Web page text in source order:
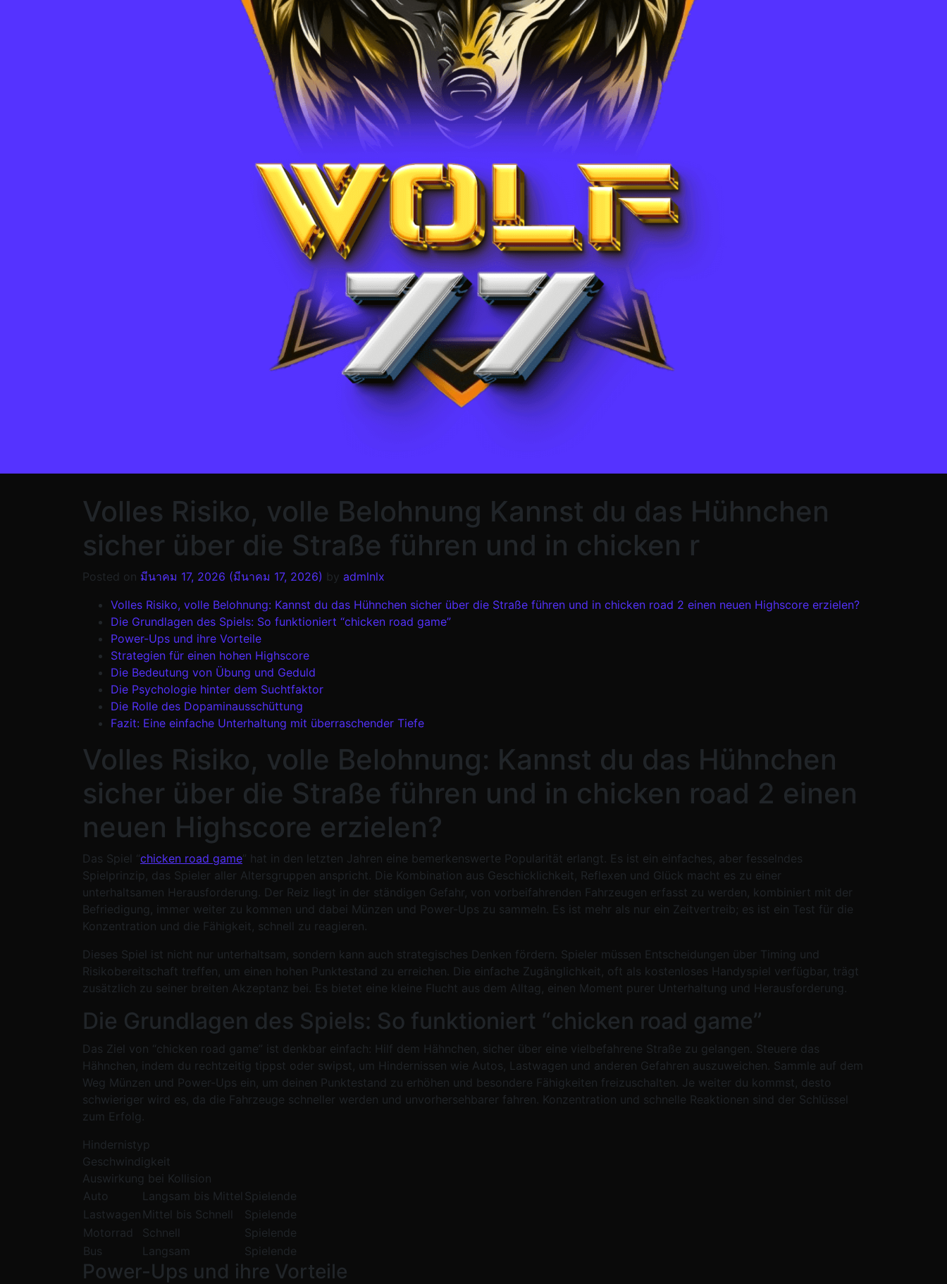
Volles Risiko, volle Belohnung Kannst du das Hühnchen
sicher über die Straße führen und in chicken r
Posted on มีนาคม 17, 2026 (มีนาคม 17, 2026) by admlnlx
Volles Risiko, volle Belohnung: Kannst du das Hühnchen sicher über die Straße führen und in chicken road 2 einen neuen Highscore erzielen?
Die Grundlagen des Spiels: So funktioniert “chicken road game”
Power-Ups und ihre Vorteile
Strategien für einen hohen Highscore
Die Bedeutung von Übung und Geduld
Die Psychologie hinter dem Suchtfaktor
Die Rolle des Dopaminausschüttung
Fazit: Eine einfache Unterhaltung mit überraschender Tiefe
Volles Risiko, volle Belohnung: Kannst du das Hühnchen
sicher über die Straße führen und in chicken road 2 einen
neuen Highscore erzielen?
Das Spiel “chicken road game” hat in den letzten Jahren eine bemerkenswerte Popularität erlangt. Es ist ein einfaches, aber fesselndes
Spielprinzip, das Spieler aller Altersgruppen anspricht. Die Kombination aus Geschicklichkeit, Reflexen und Glück macht es zu einer
unterhaltsamen Herausforderung. Der Reiz liegt in der ständigen Gefahr, von vorbeifahrenden Fahrzeugen erfasst zu werden, kombiniert mit der
Befriedigung, immer weiter zu kommen und dabei Münzen und Power-Ups zu sammeln. Es ist mehr als nur ein Zeitvertreib; es ist ein Test für die
Konzentration und die Fähigkeit, schnell zu reagieren.
Dieses Spiel ist nicht nur unterhaltsam, sondern kann auch strategisches Denken fördern. Spieler müssen Entscheidungen über Timing und
Risikobereitschaft treffen, um einen hohen Punktestand zu erreichen. Die einfache Zugänglichkeit, oft als kostenloses Handyspiel verfügbar, trägt
zusätzlich zu seiner breiten Akzeptanz bei. Es bietet eine kleine Flucht aus dem Alltag, einen Moment purer Unterhaltung und Herausforderung.
Die Grundlagen des Spiels: So funktioniert “chicken road game”
Das Ziel von “chicken road game” ist denkbar einfach: Hilf dem Hähnchen, sicher über eine vielbefahrene Straße zu gelangen. Steuere das
Hähnchen, indem du rechtzeitig tippst oder swipst, um Hindernissen wie Autos, Lastwagen und anderen Gefahren auszuweichen. Sammle auf dem
Weg Münzen und Power-Ups ein, um deinen Punktestand zu erhöhen und besondere Fähigkeiten freizuschalten. Je weiter du kommst, desto
schwieriger wird es, da die Fahrzeuge schneller werden und unvorhersehbarer fahren. Konzentration und schnelle Reaktionen sind der Schlüssel
zum Erfolg.
Hindernistyp
Geschwindigkeit
Auswirkung bei Kollision
Auto
Langsam bis Mittel Spielende
Lastwagen Mittel bis Schnell
Spielende
Motorrad
Schnell
Spielende
Bus
Langsam Spielende
Power-Ups und ihre Vorteile